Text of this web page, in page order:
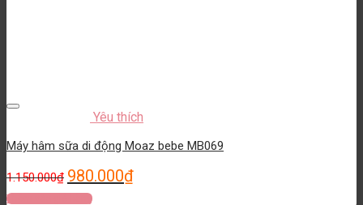
Yêu thích
Máy hâm sữa di động Moaz bebe MB069
1.150.000₫ 980.000₫
Thêm vào giỏ hàng